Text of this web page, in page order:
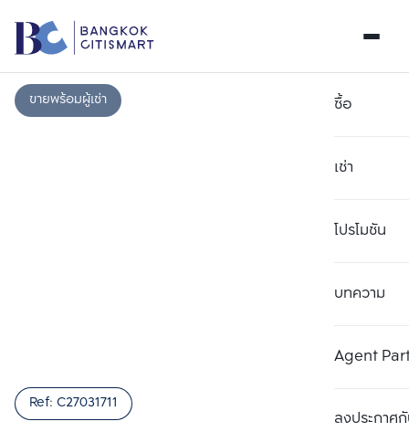
ซื้อ
เช่า
โปรโมชัน
บทความ
Agent
ลงประกาศกั
ขายพร้อมผู้เช่า
Ref: C27031711